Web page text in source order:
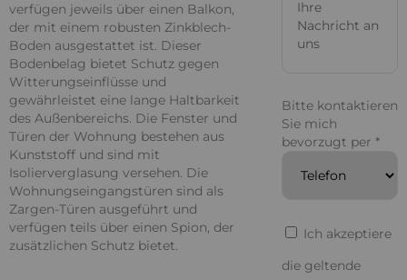
verfügen jeweils über einen Balkon,
der mit einem robusten Zinkblech-
Boden ausgestattet ist. Dieser
Bodenbelag bietet Schutz gegen
Witterungseinflüsse und
gewährleistet eine lange Haltbarkeit
des Außenbereichs. Die Fenster und
Türen der Wohnung bestehen aus
Kunststoff und sind mit
Isolierverglasung versehen. Die
Wohnungseingangstüren sind als
Zargen-Türen ausgeführt und
verfügen teils über einen Spion, der
zusätzlichen Schutz bietet.
Bitte kontaktieren
Sie mich
bevorzugt per *
Ich akzeptiere
die geltende